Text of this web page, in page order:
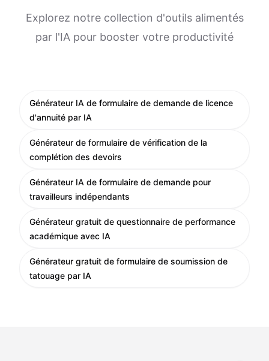
Explorez notre collection d'outils alimentés
par l'IA pour booster votre productivité
Générateur IA de formulaire de demande de licence
d'annuité par IA
Générateur de formulaire de vérification de la
complétion des devoirs
Générateur IA de formulaire de demande pour
travailleurs indépendants
Générateur gratuit de questionnaire de performance
académique avec IA
Générateur gratuit de formulaire de soumission de
tatouage par IA